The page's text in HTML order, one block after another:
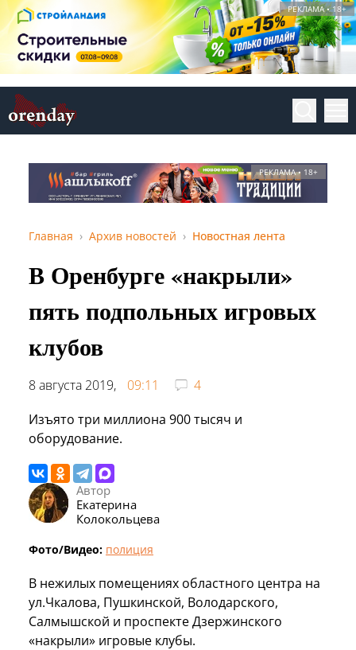
РЕКЛАМА • 18+
РЕКЛАМА • 18+
Главная Архив новостей Новостная лента
В Оренбурге «накрыли»
пять подпольных игровых
клубов
8 августа 2019, 09:11
4
Изъято три миллиона 900 тысяч и
оборудование.
Автор
Екатерина
Колокольцева
Фото/Видео: полиция
В нежилых помещениях областного центра на
ул.Чкалова, Пушкинской, Володарского,
Салмышской и проспекте Дзержинского
«накрыли» игровые клубы.